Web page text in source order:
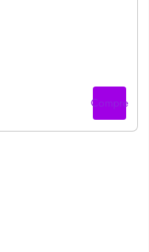
Compre